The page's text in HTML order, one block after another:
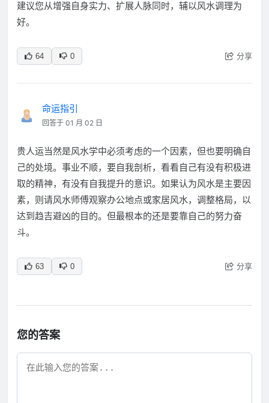
建议您从增强自身实力、扩展人脉同时，辅以风水调理为
好。
64 0 分享
命运指引
回答于 01 月 02 日
贵人运当然是风水学中必须考虑的一个因素，但也要明确自
己的处境。事业不顺，要自我剖析，看看自己有没有积极进
取的精神，有没有自我提升的意识。如果认为风水是主要因
素，则请风水师傅观察办公地点或家居风水，调整格局，以
达到趋吉避凶的目的。但最根本的还是要靠自己的努力奋
斗。
63 0 分享
您的答案